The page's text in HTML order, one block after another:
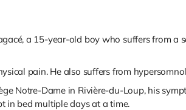
a 15-year-old boy who suffers from a
pain. He also suffers from
Notre-Dame in Rivière-du-Loup, his
in bed multiple days at a time.